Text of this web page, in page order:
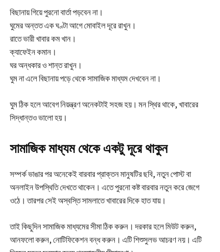
বিছানায় গিয়ে পুরনো বার্তা পড়বেন না।
ঘুমের অন্তত এক ঘণ্টা আগে মোবাইল দূরে রাখুন।
রাতে ভারী খাবার কম খান।
ক্যাফেইন কমান।
ঘর অন্ধকার ও শান্ত রাখুন।
ঘুম না এলে বিছানায় পড়ে থেকে সামাজিক মাধ্যম দেখবেন না।
ঘুম ঠিক হলে আবেগ নিয়ন্ত্রণ অনেকটাই সহজ হয়। মন স্থির থাকে, খাবারের
সিদ্ধান্তও ভালো হয়।
সামাজিক মাধ্যম থেকে একটু দূরে থাকুন
সম্পর্ক ভাঙার পর অনেকেই বারবার প্রাক্তন মানুষটির ছবি, নতুন পোস্ট বা
অনলাইন উপস্থিতি দেখতে থাকেন। এতে পুরনো কষ্ট বারবার নতুন করে জেগে
ওঠে। তারপর সেই অস্বস্তি সামলাতে খাবারের দিকে হাত যায়।
তাই কিছুদিন সামাজিক মাধ্যমের সীমা ঠিক করুন। দরকার হলে মিউট করুন,
আনফলো করুন, নোটিফিকেশন বন্ধ করুন। এটি শিশুসুলভ আচরণ নয়। এটি